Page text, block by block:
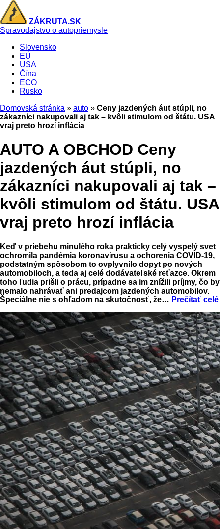
ZÁKRUTA.SK
Spravodajstvo o autopriemysle
Slovensko
EÚ
USA
Čína
ECO
Rusko
Domovská stránka » auto » Ceny jazdených áut stúpli, no
zákazníci nakupovali aj tak – kvôli stimulom od štátu. USA
vraj preto hrozí inflácia
AUTO A OBCHOD Ceny
jazdených áut stúpli, no
zákazníci nakupovali aj tak –
kvôli stimulom od štátu. USA
vraj preto hrozí inflácia
Keď v priebehu minulého roka prakticky celý vyspelý svet
ochromila pandémia koronavírusu a ochorenia COVID-19,
podstatným spôsobom to ovplyvnilo dopyt po nových
automobiloch, a teda aj celé dodávateľské reťazce. Okrem
toho ľudia prišli o prácu, prípadne sa im znížili príjmy, čo by
nemalo nahrávať ani predajcom jazdených automobilov.
Špeciálne nie s ohľadom na skutočnosť, že… Prečítať celé